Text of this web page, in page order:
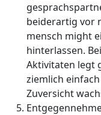
beiderartig vor
mensch might
hinterlassen.
Aktivitaten legt
ziemlich
Zuversicht